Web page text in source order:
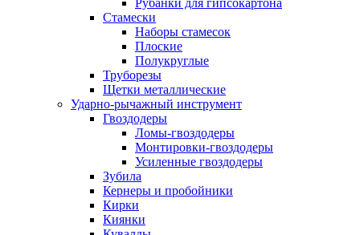
Рубанки для гипсокартона
Стамески
Наборы стамесок
Плоские
Полукруглые
Труборезы
Щетки металлические
Ударно-рычажный инструмент
Гвоздодеры
Ломы-гвоздодеры
Монтировки-гвоздодеры
Усиленные гвоздодеры
Зубила
Кернеры и пробойники
Кирки
Киянки